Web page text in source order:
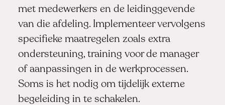
met medewerkers en de leidinggevende
van die afdeling. Implementeer vervolgens
specifieke maatregelen zoals extra
ondersteuning, training voor de manager
of aanpassingen in de werkprocessen.
Soms is het nodig om tijdelijk externe
begeleiding in te schakelen.